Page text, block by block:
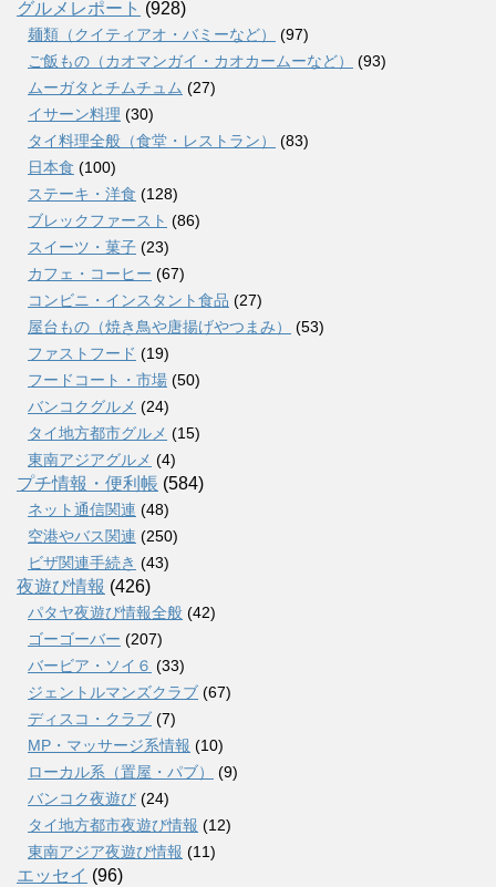
グルメレポート (928)
麺類（クイティアオ・バミーなど）
(97)
ご飯もの（カオマンガイ・カオカームーなど）
(93)
ムーガタとチムチュム (27)
イサーン料理 (30)
タイ料理全般（食堂・レストラン）
(83)
日本食 (100)
ステーキ・洋食 (128)
ブレックファースト (86)
スイーツ・菓子 (23)
カフェ・コーヒー (67)
コンビニ・インスタント食品 (27)
屋台もの（焼き鳥や唐揚げやつまみ）
(53)
ファストフード (19)
フードコート・市場 (50)
バンコクグルメ (24)
タイ地方都市グルメ (15)
東南アジアグルメ (4)
プチ情報・便利帳 (584)
ネット通信関連 (48)
空港やバス関連 (250)
ビザ関連手続き (43)
夜遊び情報 (426)
パタヤ夜遊び情報全般 (42)
ゴーゴーバー (207)
バービア・ソイ６ (33)
ジェントルマンズクラブ (67)
ディスコ・クラブ (7)
MP・マッサージ系情報 (10)
ローカル系（置屋・パブ）
(9)
バンコク夜遊び (24)
タイ地方都市夜遊び情報 (12)
東南アジア夜遊び情報 (11)
エッセイ (96)